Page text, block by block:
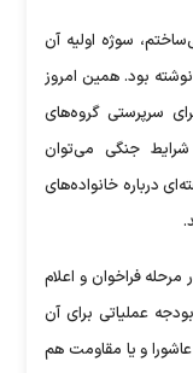
که من «۳۳ روز» را می‌ساختم، سوژه اولیه آن
بود. همین امروز
سرپرستی گروه‌های
جنگی می‌توان
درباره خانواده‌های
فراخوان و اعلام
عملیاتی برای آن
و یا مقاومت هم